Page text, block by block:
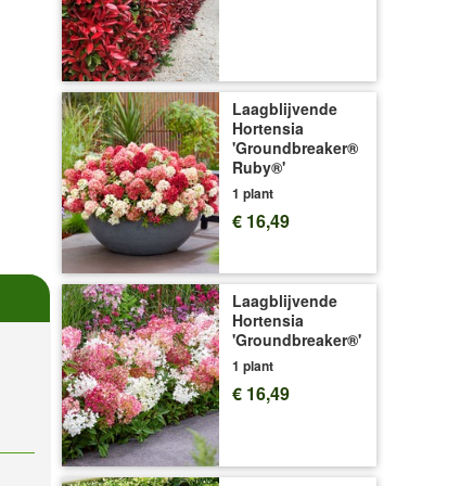
Laagblijvende
Hortensia
'Groundbreaker®
Ruby®'
1 plant
€ 16,49
Laagblijvende
Hortensia
'Groundbreaker®'
1 plant
€ 16,49